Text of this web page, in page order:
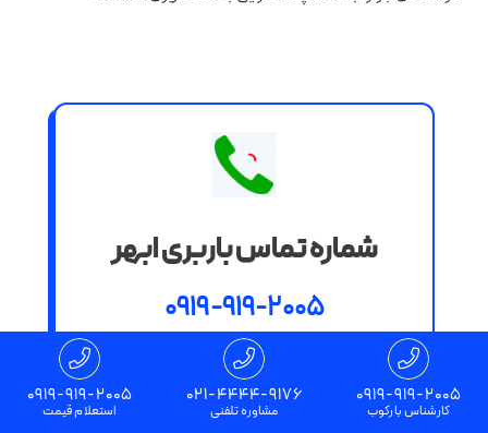
شماره تماس باربری ابهر
0919-919-2005
021-4444-9176
0919-919-2005
کارشناس بارکوب
021-4444-9176
مشاوره تلفنی
0919-919-2005
استعلام قیمت